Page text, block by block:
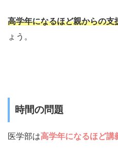
高学年になるほど親からの支
ょう。
時間の問題
医学部は高学年になるほど講